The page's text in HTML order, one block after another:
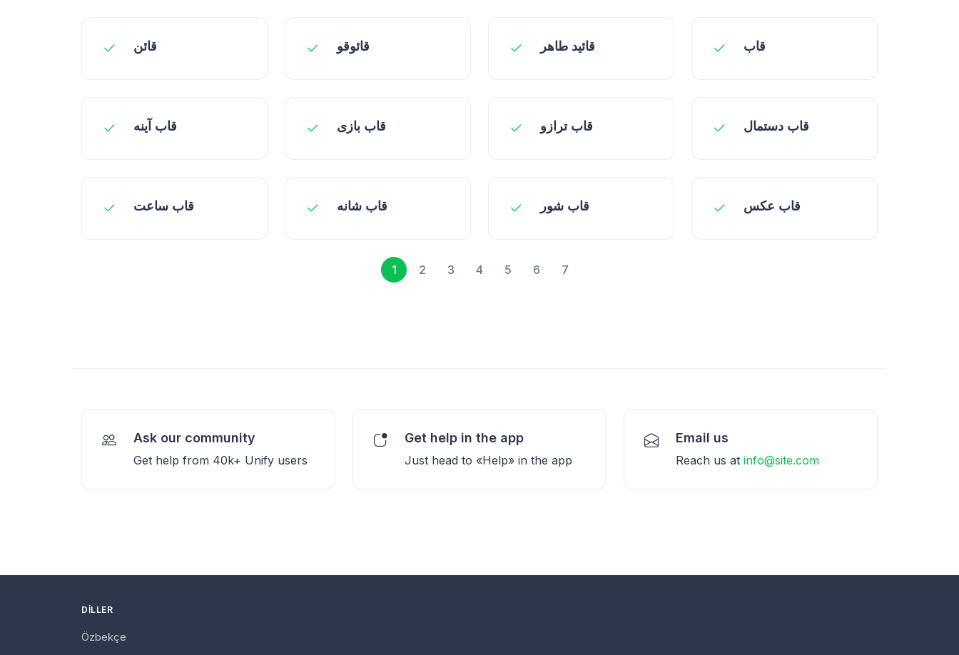
قائن قائوقو قائید طاهر قاب
قاب آینه قاب بازی قاب ترازو قاب دستمال
قاب ساعت قاب شانه قاب شور قاب عکس
1 2 3 4 5 6 7
Ask our community
Get help from 40k+ Unify users
Get help in the app
Just head to «Help» in the app
Email us
Reach us at info@site.com
DILLER
Özbekçe